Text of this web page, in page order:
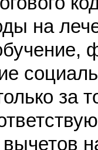
на
за